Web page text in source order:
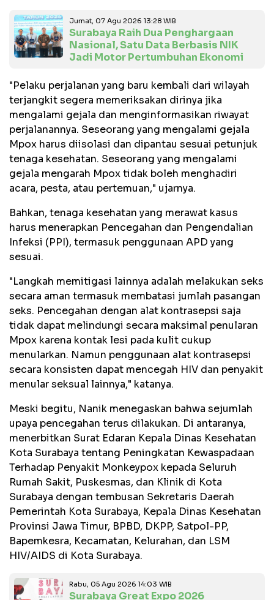
Jumat, 07 Agu 2026 13:28 WIB
Surabaya Raih Dua Penghargaan
Nasional, Satu Data Berbasis NIK
Jadi Motor Pertumbuhan Ekonomi
"Pelaku perjalanan yang baru kembali dari wilayah
terjangkit segera memeriksakan dirinya jika
mengalami gejala dan menginformasikan riwayat
perjalanannya. Seseorang yang mengalami gejala
Mpox harus diisolasi dan dipantau sesuai petunjuk
tenaga kesehatan. Seseorang yang mengalami
gejala mengarah Mpox tidak boleh menghadiri
acara, pesta, atau pertemuan," ujarnya.
Bahkan, tenaga kesehatan yang merawat kasus
harus menerapkan Pencegahan dan Pengendalian
Infeksi (PPI), termasuk penggunaan APD yang
sesuai.
"Langkah memitigasi lainnya adalah melakukan seks
secara aman termasuk membatasi jumlah pasangan
seks. Pencegahan dengan alat kontrasepsi saja
tidak dapat melindungi secara maksimal penularan
Mpox karena kontak lesi pada kulit cukup
menularkan. Namun penggunaan alat kontrasepsi
secara konsisten dapat mencegah HIV dan penyakit
menular seksual lainnya," katanya.
Meski begitu, Nanik menegaskan bahwa sejumlah
upaya pencegahan terus dilakukan. Di antaranya,
menerbitkan Surat Edaran Kepala Dinas Kesehatan
Kota Surabaya tentang Peningkatan Kewaspadaan
Terhadap Penyakit Monkeypox kepada Seluruh
Rumah Sakit, Puskesmas, dan Klinik di Kota
Surabaya dengan tembusan Sekretaris Daerah
Pemerintah Kota Surabaya, Kepala Dinas Kesehatan
Provinsi Jawa Timur, BPBD, DKPP, Satpol-PP,
Bapemkesra, Kecamatan, Kelurahan, dan LSM
HIV/AIDS di Kota Surabaya.
Rabu, 05 Agu 2026 14:03 WIB
Surabaya Great Expo 2026